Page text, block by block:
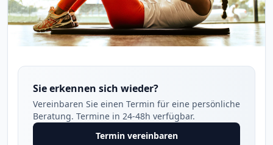
Sie erkennen sich wieder?
Vereinbaren Sie einen Termin für eine persönliche
Beratung. Termine in 24-48h verfügbar.
Termin vereinbaren